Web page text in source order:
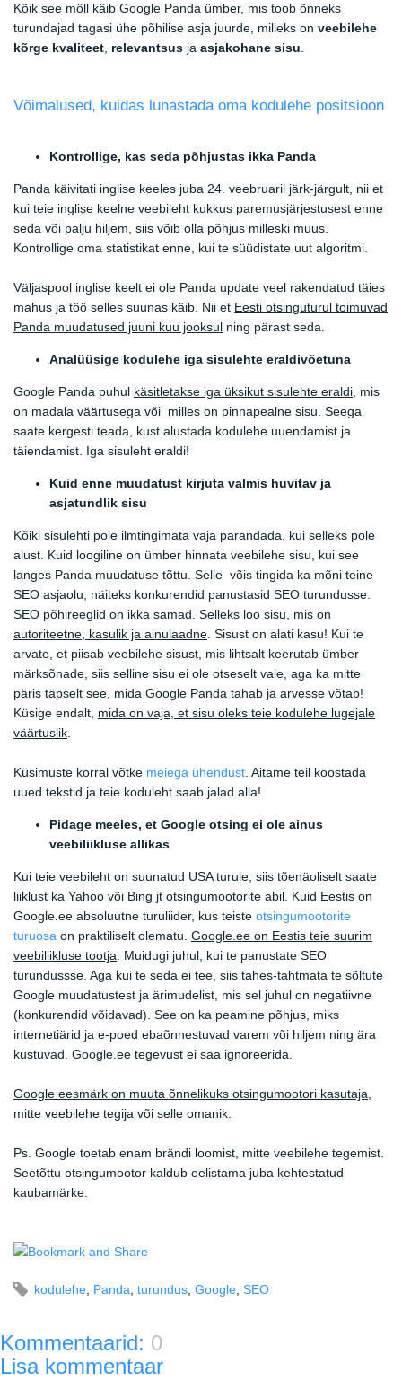
Kõik see möll käib Google Panda ümber, mis toob õnneks
turundajad tagasi ühe põhilise asja juurde, milleks on veebilehe
kõrge kvaliteet relevantsus ja asjakohane sisu
Võimalused, kuidas lunastada oma kodulehe positsioon
Kontrollige, kas seda põhjustas ikka Panda
Panda käivitati inglise keeles juba 24. veebruaril järk-järgult, nii et
kui teie inglise keelne veebileht kukkus paremusjärjestusest enne
seda või palju hiljem, siis võib olla põhjus milleski muus.
Kontrollige oma statistikat enne, kui te süüdistate uut algoritmi.
Väljaspool inglise keelt ei ole Panda update veel rakendatud täies
mahus ja töö selles suunas käib. Nii et Eesti otsinguturul toimuvad
Panda muudatused juuni kuu jooksul ning pärast seda.
Analüüsige kodulehe iga sisulehte eraldivõetuna
Google Panda puhul käsitletakse iga üksikut sisulehte eraldi , mis
on madala väärtusega või milles on pinnapealne sisu. Seega
saate kergesti teada, kust alustada kodulehe uuendamist ja
täiendamist. Iga sisuleht eraldi!
Kuid enne muudatust kirjuta valmis huvitav ja
asjatundlik sisu
Kõiki sisulehti pole ilmtingimata vaja parandada, kui selleks pole
alust. Kuid loogiline on ümber hinnata veebilehe sisu, kui see
langes Panda muudatuse tõttu. Selle võis tingida ka mõni teine
SEO asjaolu, näiteks konkurendid panustasid SEO turundusse.
SEO põhireeglid on ikka samad. Selleks loo sisu, mis on
autoriteetne, kasulik ja ainulaadne . Sisust on alati kasu! Kui te
arvate, et piisab veebilehe sisust, mis lihtsalt keerutab ümber
märksõnade, siis selline sisu ei ole otseselt vale, aga ka mitte
päris täpselt see, mida Google Panda tahab ja arvesse võtab!
Küsige endalt, mida on vaja, et sisu oleks teie kodulehe lugejale
väärtuslik
Küsimuste korral võtke meiega ühendust . Aitame teil koostada
uued tekstid ja teie koduleht saab jalad alla!
Pidage meeles, et Google otsing ei ole ainus
veebiliikluse allikas
Kui teie veebileht on suunatud USA turule, siis tõenäoliselt saate
liiklust ka Yahoo või Bing jt otsingumootorite abil. Kuid Eestis on
Google.ee absoluutne turuliider, kus teiste otsingumootorite
turuosa on praktiliselt olematu. Google.ee on Eestis teie suurim
veebiliikluse tootja . Muidugi juhul, kui te panustate SEO
turundussse. Aga kui te seda ei tee, siis tahes-tahtmata te sõltute
Google muudatustest ja ärimudelist, mis sel juhul on negatiivne
(konkurendid võidavad). See on ka peamine põhjus, miks
internetiärid ja e-poed ebaõnnestuvad varem või hiljem ning ära
kustuvad. Google.ee tegevust ei saa ignoreerida.
Google eesmärk on muuta õnnelikuks otsingumootori kasutaja
mitte veebilehe tegija või selle omanik.
Ps. Google toetab enam brändi loomist, mitte veebilehe tegemist.
Seetõttu otsingumootor kaldub eelistama juba kehtestatud
kaubamärke.
kodulehe Panda turundus Google SEO
Kommentaarid: 0
Lisa kommentaar